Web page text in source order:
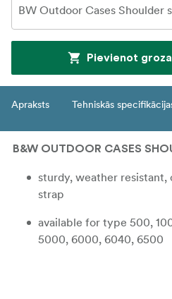
Pievienot
Apraksts Tehniskās
B&W OUTDOOR CASES
sturdy, weather
strap
available for type 500,
5000, 6000, 6040, 6500